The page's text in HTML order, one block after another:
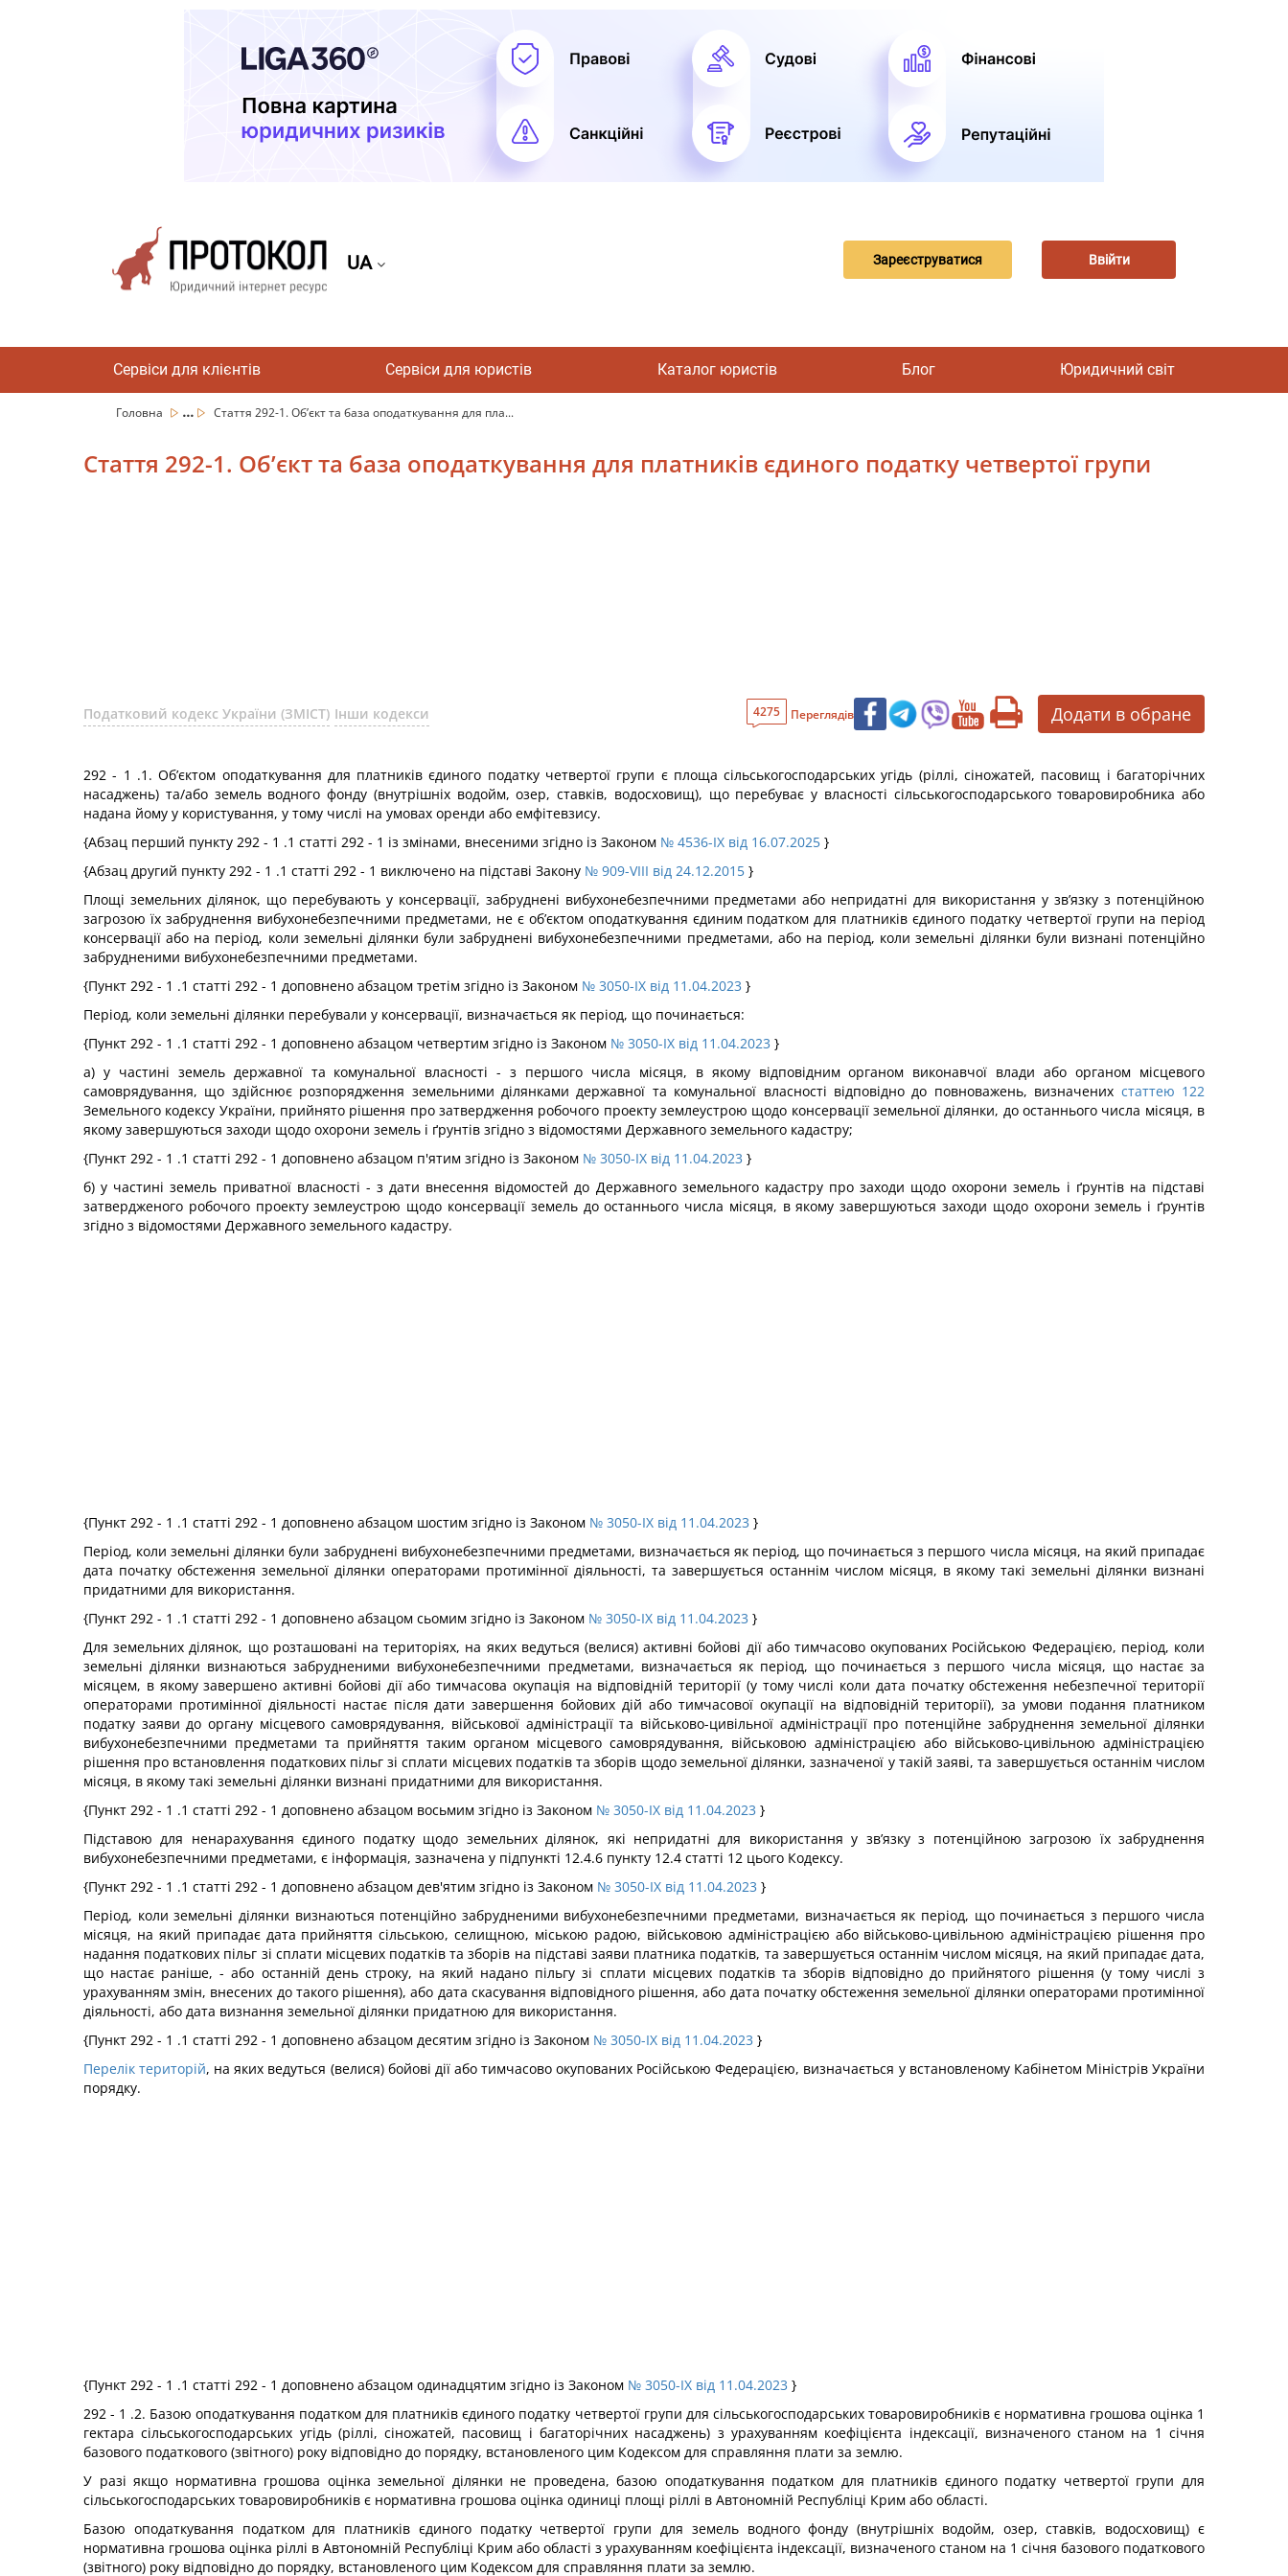
UA Зареєструватися Ввійти
Сервіси для клієнтів Сервіси для юристів Каталог юристів Блог Юридичний світ
Головна ... Стаття 292-1. Об’єкт та база оподаткування для пла...
Стаття 292-1. Об’єкт та база оподаткування для платників єдиного податку четвертої групи
Податковий кодекс України (ЗМІСТ) Інши кодекси 4275 Переглядів Додати в обране
292 - 1 .1. Об’єктом оподаткування для платників єдиного податку четвертої групи є площа сільськогосподарських угідь (ріллі, сіножатей, пасовищ і багаторічних
насаджень) та/або земель водного фонду (внутрішніх водойм, озер, ставків, водосховищ), що перебуває у власності сільськогосподарського товаровиробника або
надана йому у користування, у тому числі на умовах оренди або емфітевзису.
{Абзац перший пункту 292 - 1 .1 статті 292 - 1 із змінами, внесеними згідно із Законом № 4536-IX від 16.07.2025 }
{Абзац другий пункту 292 - 1 .1 статті 292 - 1 виключено на підставі Закону № 909-VIII від 24.12.2015 }
Площі земельних ділянок, що перебувають у консервації, забруднені вибухонебезпечними предметами або непридатні для використання у зв’язку з потенційною
загрозою їх забруднення вибухонебезпечними предметами, не є об’єктом оподаткування єдиним податком для платників єдиного податку четвертої групи на період
консервації або на період, коли земельні ділянки були забруднені вибухонебезпечними предметами, або на період, коли земельні ділянки були визнані потенційно
забрудненими вибухонебезпечними предметами.
{Пункт 292 - 1 .1 статті 292 - 1 доповнено абзацом третім згідно із Законом № 3050-IX від 11.04.2023 }
Період, коли земельні ділянки перебували у консервації, визначається як період, що починається:
{Пункт 292 - 1 .1 статті 292 - 1 доповнено абзацом четвертим згідно із Законом № 3050-IX від 11.04.2023 }
а) у частині земель державної та комунальної власності - з першого числа місяця, в якому відповідним органом виконавчої влади або органом місцевого
самоврядування, що здійснює розпорядження земельними ділянками державної та комунальної власності відповідно до повноважень, визначених статтею 122
Земельного кодексу України, прийнято рішення про затвердження робочого проекту землеустрою щодо консервації земельної ділянки, до останнього числа місяця, в
якому завершуються заходи щодо охорони земель і ґрунтів згідно з відомостями Державного земельного кадастру;
{Пункт 292 - 1 .1 статті 292 - 1 доповнено абзацом п'ятим згідно із Законом № 3050-IX від 11.04.2023 }
б) у частині земель приватної власності - з дати внесення відомостей до Державного земельного кадастру про заходи щодо охорони земель і ґрунтів на підставі
затвердженого робочого проекту землеустрою щодо консервації земель до останнього числа місяця, в якому завершуються заходи щодо охорони земель і ґрунтів
згідно з відомостями Державного земельного кадастру.
{Пункт 292 - 1 .1 статті 292 - 1 доповнено абзацом шостим згідно із Законом № 3050-IX від 11.04.2023 }
Період, коли земельні ділянки були забруднені вибухонебезпечними предметами, визначається як період, що починається з першого числа місяця, на який припадає
дата початку обстеження земельної ділянки операторами протимінної діяльності, та завершується останнім числом місяця, в якому такі земельні ділянки визнані
придатними для використання.
{Пункт 292 - 1 .1 статті 292 - 1 доповнено абзацом сьомим згідно із Законом № 3050-IX від 11.04.2023 }
Для земельних ділянок, що розташовані на територіях, на яких ведуться (велися) активні бойові дії або тимчасово окупованих Російською Федерацією, період, коли
земельні ділянки визнаються забрудненими вибухонебезпечними предметами, визначається як період, що починається з першого числа місяця, що настає за
місяцем, в якому завершено активні бойові дії або тимчасова окупація на відповідній території (у тому числі коли дата початку обстеження небезпечної території
операторами протимінної діяльності настає після дати завершення бойових дій або тимчасової окупації на відповідній території), за умови подання платником
податку заяви до органу місцевого самоврядування, військової адміністрації та військово-цивільної адміністрації про потенційне забруднення земельної ділянки
вибухонебезпечними предметами та прийняття таким органом місцевого самоврядування, військовою адміністрацією або військово-цивільною адміністрацією
рішення про встановлення податкових пільг зі сплати місцевих податків та зборів щодо земельної ділянки, зазначеної у такій заяві, та завершується останнім числом
місяця, в якому такі земельні ділянки визнані придатними для використання.
{Пункт 292 - 1 .1 статті 292 - 1 доповнено абзацом восьмим згідно із Законом № 3050-IX від 11.04.2023 }
Підставою для ненарахування єдиного податку щодо земельних ділянок, які непридатні для використання у зв’язку з потенційною загрозою їх забруднення
вибухонебезпечними предметами, є інформація, зазначена у підпункті 12.4.6 пункту 12.4 статті 12 цього Кодексу.
{Пункт 292 - 1 .1 статті 292 - 1 доповнено абзацом дев'ятим згідно із Законом № 3050-IX від 11.04.2023 }
Період, коли земельні ділянки визнаються потенційно забрудненими вибухонебезпечними предметами, визначається як період, що починається з першого числа
місяця, на який припадає дата прийняття сільською, селищною, міською радою, військовою адміністрацією або військово-цивільною адміністрацією рішення про
надання податкових пільг зі сплати місцевих податків та зборів на підставі заяви платника податків, та завершується останнім числом місяця, на який припадає дата,
що настає раніше, - або останній день строку, на який надано пільгу зі сплати місцевих податків та зборів відповідно до прийнятого рішення (у тому числі з
урахуванням змін, внесених до такого рішення), або дата скасування відповідного рішення, або дата початку обстеження земельної ділянки операторами протимінної
діяльності, або дата визнання земельної ділянки придатною для використання.
{Пункт 292 - 1 .1 статті 292 - 1 доповнено абзацом десятим згідно із Законом № 3050-IX від 11.04.2023 }
Перелік територій, на яких ведуться (велися) бойові дії або тимчасово окупованих Російською Федерацією, визначається у встановленому Кабінетом Міністрів України
порядку.
{Пункт 292 - 1 .1 статті 292 - 1 доповнено абзацом одинадцятим згідно із Законом № 3050-IX від 11.04.2023 }
292 - 1 .2. Базою оподаткування податком для платників єдиного податку четвертої групи для сільськогосподарських товаровиробників є нормативна грошова оцінка 1
гектара сільськогосподарських угідь (ріллі, сіножатей, пасовищ і багаторічних насаджень) з урахуванням коефіцієнта індексації, визначеного станом на 1 січня
базового податкового (звітного) року відповідно до порядку, встановленого цим Кодексом для справляння плати за землю.
У разі якщо нормативна грошова оцінка земельної ділянки не проведена, базою оподаткування податком для платників єдиного податку четвертої групи для
сільськогосподарських товаровиробників є нормативна грошова оцінка одиниці площі ріллі в Автономній Республіці Крим або області.
Базою оподаткування податком для платників єдиного податку четвертої групи для земель водного фонду (внутрішніх водойм, озер, ставків, водосховищ) є
нормативна грошова оцінка ріллі в Автономній Республіці Крим або області з урахуванням коефіцієнта індексації, визначеного станом на 1 січня базового податкового
(звітного) року відповідно до порядку, встановленого цим Кодексом для справляння плати за землю.